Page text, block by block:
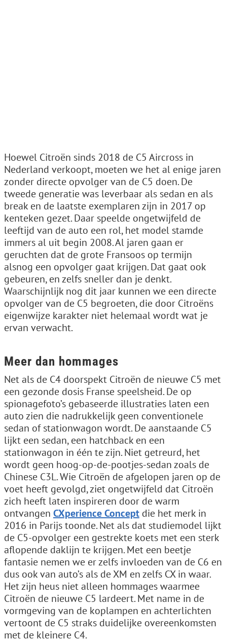
Hoewel Citroën sinds 2018 de C5 Aircross in
Nederland verkoopt, moeten we het al enige jaren
zonder directe opvolger van de C5 doen. De
tweede generatie was leverbaar als sedan en als
break en de laatste exemplaren zijn in 2017 op
kenteken gezet. Daar speelde ongetwijfeld de
leeftijd van de auto een rol, het model stamde
immers al uit begin 2008. Al jaren gaan er
geruchten dat de grote Fransoos op termijn
alsnog een opvolger gaat krijgen. Dat gaat ook
gebeuren, en zelfs sneller dan je denkt.
Waarschijnlijk nog dit jaar kunnen we een directe
opvolger van de C5 begroeten, die door Citroëns
eigenwijze karakter niet helemaal wordt wat je
ervan verwacht.
Meer dan hommages
Net als de C4 doorspekt Citroën de nieuwe C5 met
een gezonde dosis Franse speelsheid. De op
spionagefoto’s gebaseerde illustraties laten een
auto zien die nadrukkelijk geen conventionele
sedan of stationwagon wordt. De aanstaande C5
lijkt een sedan, een hatchback en een
stationwagon in één te zijn. Niet getreurd, het
wordt geen hoog-op-de-pootjes-sedan zoals de
Chinese C3L. Wie Citroën de afgelopen jaren op de
voet heeft gevolgd, ziet ongetwijfeld dat Citroën
zich heeft laten inspireren door de warm
ontvangen CXperience Concept die het merk in
2016 in Parijs toonde. Net als dat studiemodel lijkt
de C5-opvolger een gestrekte koets met een sterk
aflopende daklijn te krijgen. Met een beetje
fantasie nemen we er zelfs invloeden van de C6 en
dus ook van auto’s als de XM en zelfs CX in waar.
Het zijn heus niet alleen hommages waarmee
Citroën de nieuwe C5 lardeert. Met name in de
vormgeving van de koplampen en achterlichten
vertoont de C5 straks duidelijke overeenkomsten
met de kleinere C4.